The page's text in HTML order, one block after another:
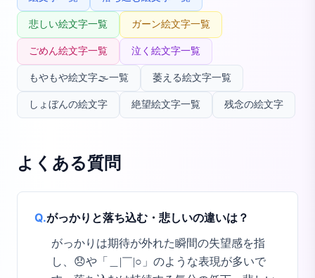
悲しい絵文字一覧 ガーン絵文字一覧
ごめん絵文字一覧 泣く絵文字一覧
もやもや絵文字🌫️一覧 萎える絵文字一覧
しょぼんの絵文字 絶望絵文字一覧 残念の絵文字
よくある質問
Q.がっかりと落ち込む・悲しいの違いは？
がっかりは期待が外れた瞬間の失望感を指
し、😞や「＿|￣|○」のような表現が多いで